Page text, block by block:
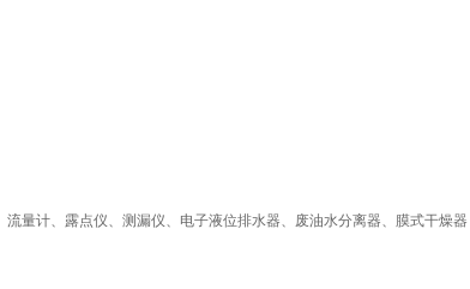
流量计、露点仪、测漏仪、电子液位排水器、废油水分离器、膜式干燥器